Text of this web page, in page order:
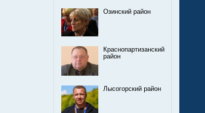
Озинский район
Краснопартизанский
район
Лысогорский район